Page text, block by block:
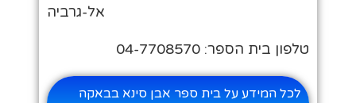
אל-גרביה
טלפון בית הספר: 04-7708570
לכל המידע על בית ספר אבן סינא בבאקה